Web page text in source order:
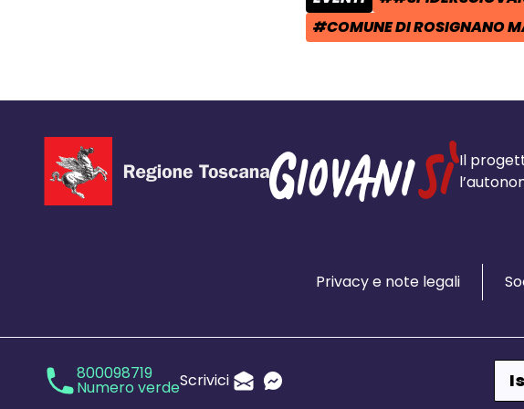
CATEGORIA POST:
TAG:
TAG:
#COMUNE DI ROSIGNANO
Il
Privacy e note legali
800098719
Numero verdeScrivici Invia un'Email
Messenger